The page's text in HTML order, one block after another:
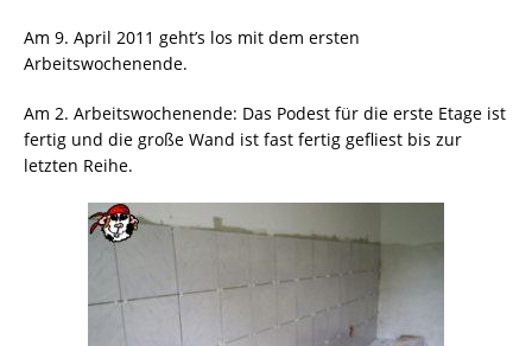
Am 9. April 2011 geht’s los mit dem ersten
Arbeitswochenende.
Am 2. Arbeitswochenende: Das Podest für die erste Etage ist
fertig und die große Wand ist fast fertig gefliest bis zur
letzten Reihe.